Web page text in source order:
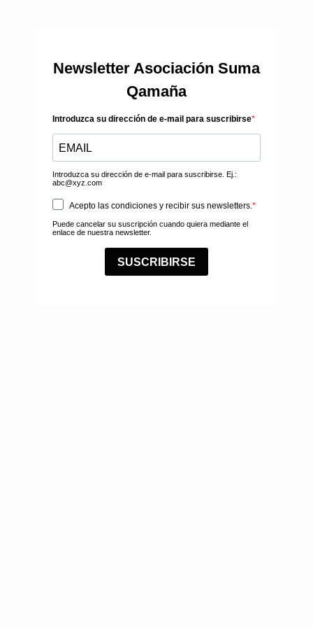
Newsletter Asociación Suma
Qamaña
Introduzca su dirección de e-mail para suscribirse
Introduzca su dirección de e-mail para suscribirse. Ej.:
abc@xyz.com
Acepto las condiciones y recibir sus newsletters.
Puede cancelar su suscripción cuando quiera mediante el
enlace de nuestra newsletter.
SUSCRIBIRSE